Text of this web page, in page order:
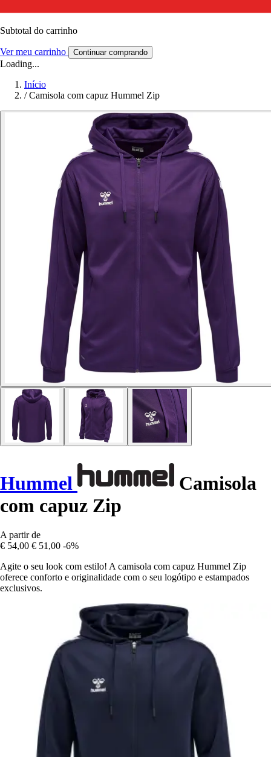
Subtotal do carrinho
Ver meu carrinho Continuar comprando
Loading...
Início
/ Camisola com capuz Hummel Zip
Hummel
Camisola
com capuz Zip
A partir de
€ 54,00 € 51,00 -6%
Agite o seu look com estilo! A camisola com capuz Hummel Zip
oferece conforto e originalidade com o seu logótipo e estampados
exclusivos.